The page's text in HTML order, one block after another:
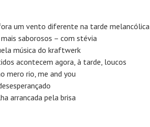
um vento diferente na tarde melancólica
saborosos – com stévia
música do kraftwerk
acontecem agora, à tarde, loucos
mero rio, me and you
arrancada pela brisa